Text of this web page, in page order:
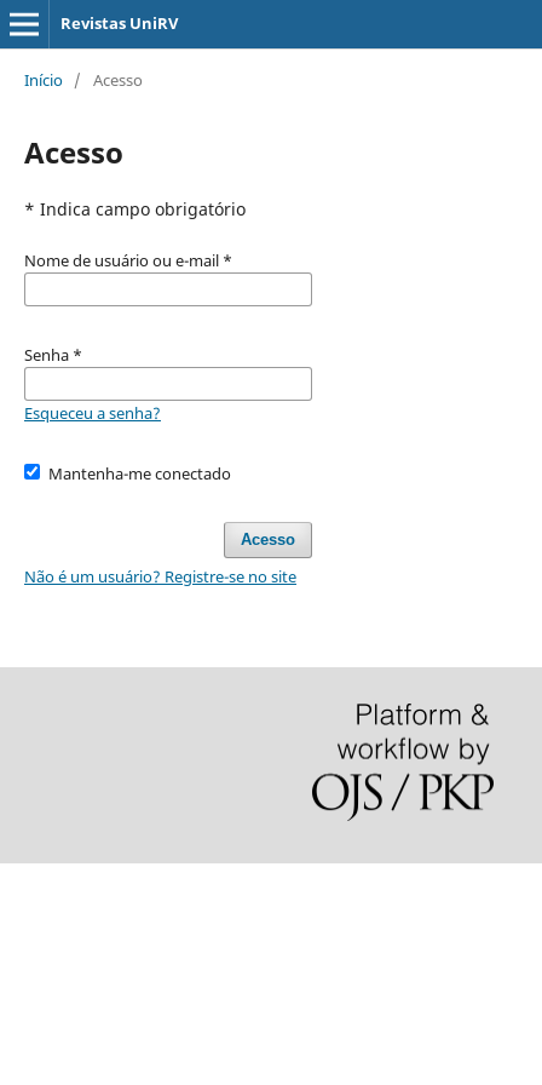
Revistas UniRV
Início / Acesso
Acesso
* Indica campo obrigatório
Nome de usuário ou e-mail *
Senha *
Esqueceu a senha?
Mantenha-me conectado
Acesso
Não é um usuário? Registre-se no site